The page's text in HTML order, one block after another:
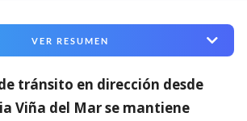
VER RESUMEN
tránsito en dirección desde
Viña del Mar se mantiene